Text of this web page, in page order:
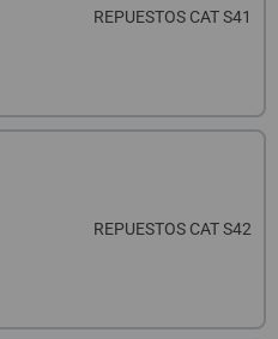
REPUESTOS CAT S41
REPUESTOS CAT S42